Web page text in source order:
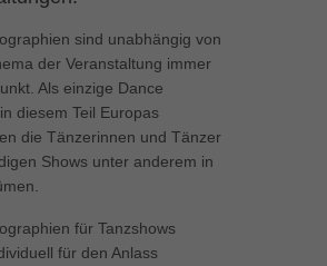
sind unabhängig von
der Veranstaltung immer
Als einzige Dance
diesem Teil Europas
die Tänzerinnen und Tänzer
Shows unter anderem in
für Tanzshows
für den Anlass
lassen und so nur bestimmte
Speichern
grundlegende Funktionen und sind für
der Website erforderlich.